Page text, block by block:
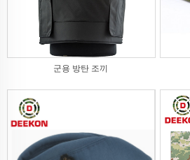
군용 방탄 조끼